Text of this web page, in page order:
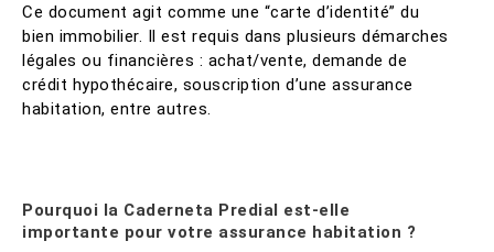
Ce document agit comme une “carte d’identité” du
bien immobilier. Il est requis dans plusieurs démarches
légales ou financières : achat/vente, demande de
crédit hypothécaire, souscription d’une assurance
habitation, entre autres.
Pourquoi la Caderneta Predial est-elle
importante pour votre assurance habitation ?